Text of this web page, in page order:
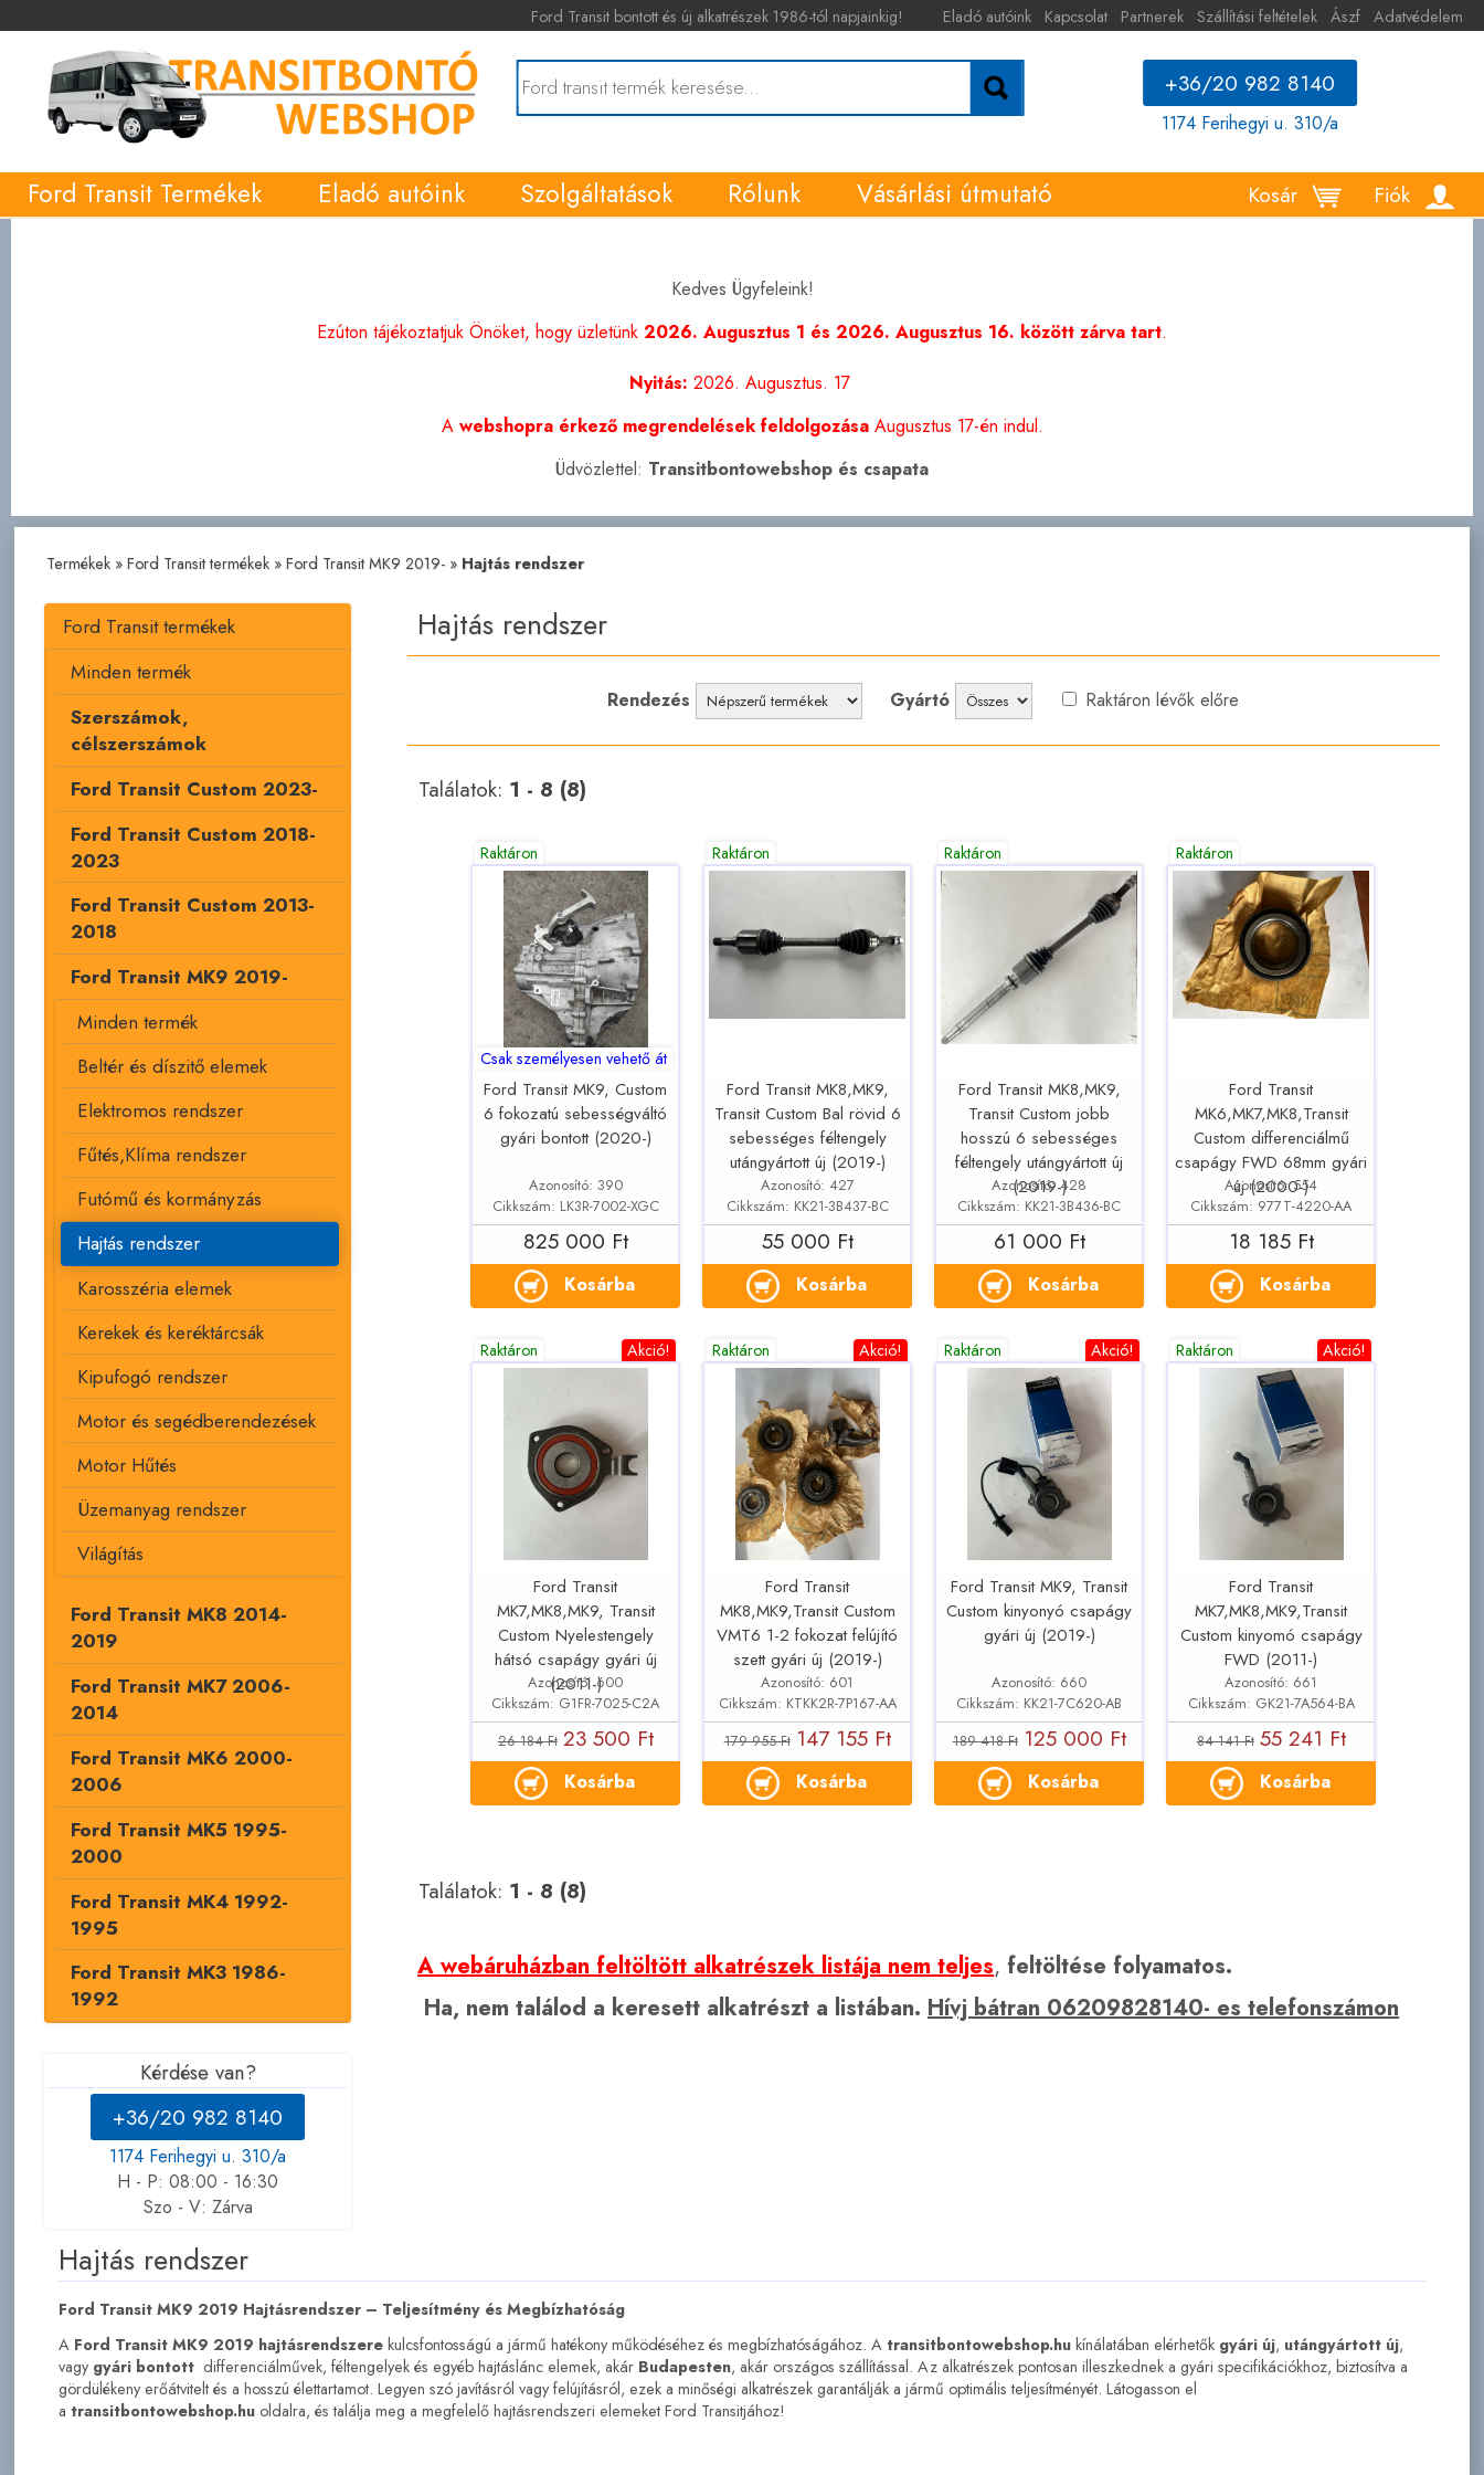
Ford Transit bontott és új alkatrészek 1986-tól napjainkig! Eladó autóink Kapcsolat Partnerek Szállítási feltételek Ászf Adatvédelem
+36/20 982 8140
1174 Ferihegyi u. 310/a
Ford Transit Termékek Eladó autóink Szolgáltatások Rólunk Vásárlási útmutató Fiók
Kosár
Kedves Ügyfeleink!
Ezúton tájékoztatjuk Önöket, hogy üzletünk 2026. Augusztus 1 és 2026. Augusztus 16. között zárva tart.
Nyitás: 2026. Augusztus. 17
A webshopra érkező megrendelések feldolgozásaAugusztus 17-én indul.
Üdvözlettel: Transitbontowebshop és csapata
Ford Transit termékek
Minden termék
Szerszámok,
célszerszámok
Ford Transit Custom 2023-
Ford Transit Custom 2018-
2023
Ford Transit Custom 2013-
2018
Ford Transit MK9 2019-
Minden termék
Beltér és díszitő elemek
Elektromos rendszer
Fűtés,Klíma rendszer
Futómű és kormányzás
Hajtás rendszer
Karosszéria elemek
Kerekek és keréktárcsák
Kipufogó rendszer
Motor és segédberendezések
Motor Hűtés
Üzemanyag rendszer
Világítás
Ford Transit MK8 2014-
2019
Ford Transit MK7 2006-
2014
Ford Transit MK6 2000-
2006
Ford Transit MK5 1995-
2000
Ford Transit MK4 1992-
1995
Ford Transit MK3 1986-
1992
Kérdése van?
+36/20 982 8140
1174 Ferihegyi u. 310/a
H - P: 08:00 - 16:30
Szo - V: Zárva
Termékek» Ford Transit termékek» Ford Transit MK9 2019-» Hajtás rendszer
Hajtás rendszer
Rendezés Gyártó Raktáron lévők előre
Találatok: 1 - 8 (8)
Raktáron
Csak személyesen vehető át
Ford Transit MK9, Custom
6 fokozatú sebességváltó
gyári bontott (2020-)
Azonosító: 390
Cikkszám: LK3R-7002-XGC
825 000 Ft
Kosárba
Raktáron
Ford Transit MK8,MK9,
Transit Custom Bal rövid 6
sebességes féltengely
utángyártott új (2019-)
Azonosító: 427
Cikkszám: KK21-3B437-BC
55 000 Ft
Kosárba
Raktáron
Ford Transit MK8,MK9,
Transit Custom jobb
hosszú 6 sebességes
féltengely utángyártott új
(2019-)
Azonosító: 428
Cikkszám: KK21-3B436-BC
61 000 Ft
Kosárba
Raktáron
Ford Transit
MK6,MK7,MK8,Transit
Custom differenciálmű
csapágy FWD 68mm gyári
új (2000-)
Azonosító: 554
Cikkszám: 977T-4220-AA
18 185 Ft
Kosárba
Akció!
Raktáron
Ford Transit
MK7,MK8,MK9, Transit
Custom Nyelestengely
hátsó csapágy gyári új
(2011-)
Azonosító: 600
Cikkszám: G1FR-7025-C2A
26 184 Ft 23 500 Ft
Kosárba
Akció!
Raktáron
Ford Transit
MK8,MK9,Transit Custom
VMT6 1-2 fokozat felújító
szett gyári új (2019-)
Azonosító: 601
Cikkszám: KTKK2R-7P167-AA
179 955 Ft 147 155 Ft
Kosárba
Akció!
Raktáron
Ford Transit MK9, Transit
Custom kinyonyó csapágy
gyári új (2019-)
Azonosító: 660
Cikkszám: KK21-7C620-AB
189 418 Ft 125 000 Ft
Kosárba
Akció!
Raktáron
Ford Transit
MK7,MK8,MK9,Transit
Custom kinyomó csapágy
FWD (2011-)
Azonosító: 661
Cikkszám: GK21-7A564-BA
84 141 Ft 55 241 Ft
Kosárba
Találatok: 1 - 8 (8)
A webáruházban feltöltött alkatrészek listája nem teljes,feltöltése folyamatos.
Ha, nem találod a keresett alkatrészt a listában. Hívj bátran 06209828140- es telefonszámon
Hajtás rendszer
Ford Transit MK9 2019 Hajtásrendszer – Teljesítmény és Megbízhatóság
A Ford Transit MK9 2019 hajtásrendszerekulcsfontosságú a jármű hatékony működéséhez és megbízhatóságához. A transitbontowebshop.hukínálatában elérhetők gyári új, utángyártott új,
vagy gyári bontottdifferenciálművek, féltengelyek és egyéb hajtáslánc elemek, akár Budapesten, akár országos szállítással. Az alkatrészek pontosan illeszkednek a gyári specifikációkhoz, biztosítva a
gördülékeny erőátvitelt és a hosszú élettartamot. Legyen szó javításról vagy felújításról, ezek a minőségi alkatrészek garantálják a jármű optimális teljesítményét. Látogasson el
a transitbontowebshop.huoldalra, és találja meg a megfelelő hajtásrendszeri elemeket Ford Transitjához!